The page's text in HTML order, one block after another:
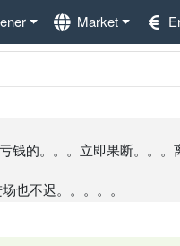
Market
钱的。。。立即果断。。
也不迟。。。。。